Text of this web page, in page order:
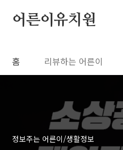
어른이유치원
홈 리뷰하는 어른이
정보주는 어른이/생활정보